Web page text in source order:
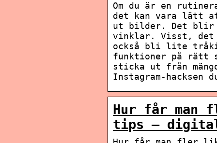
Om du är en
det kan vara lätt
ut bilder. Det blir
vinklar. Visst, det
också bli lite
funktioner på
sticka ut från
Instagram-
Hur får man
tips –